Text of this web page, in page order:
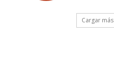
Cargar más